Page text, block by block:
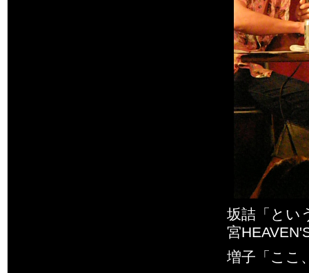
坂詰「とい
宮
増子「ここ